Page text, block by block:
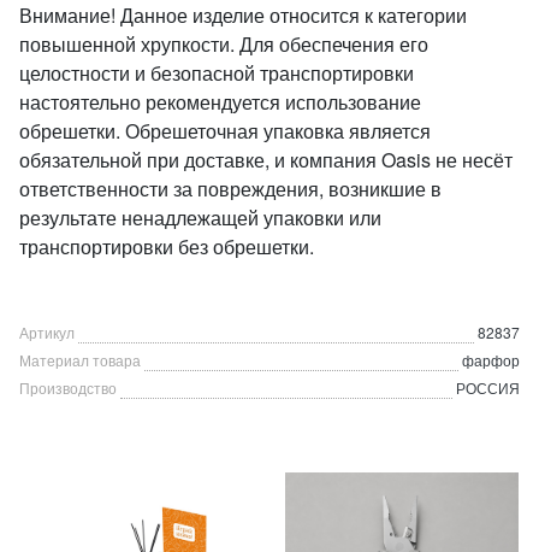
Внимание! Данное изделие относится к категории
повышенной хрупкости. Для обеспечения его
целостности и безопасной транспортировки
настоятельно рекомендуется использование
обрешетки. Обрешеточная упаковка является
обязательной при доставке, и компания Oasis не несёт
ответственности за повреждения, возникшие в
результате ненадлежащей упаковки или
транспортировки без обрешетки.
Артикул
82837
Материал товара
фарфор
Производство
РОССИЯ